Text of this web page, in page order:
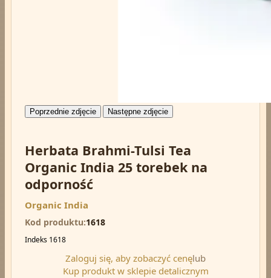
Poprzednie zdjęcie Następne zdjęcie
Herbata Brahmi-Tulsi Tea
Organic India 25 torebek na
odporność
Organic India
Kod produktu 1618
Indeks 1618
Zaloguj się, aby zobaczyć cenęlub
Kup produkt w sklepie detalicznym